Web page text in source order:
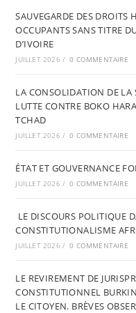
SAUVEGARDE DES DROITS
OCCUPANTS SANS TITRE
D’IVOIRE
JUILLET 2026 / 0 COMMENTAIRE
LA CONSOLIDATION DE LA
LUTTE CONTRE BOKO
TCHAD
JUILLET 2026 / 0 COMMENTAIRE
ÉTAT ET GOUVERNANCE
JUILLET 2026 / 0 COMMENTAIRE
LE DISCOURS POLITIQUE
CONSTITUTIONALISME
JUILLET 2026 / 0 COMMENTAIRE
LE REVIREMENT DE
CONSTITUTIONNEL
LE CITOYEN. BRÈVES